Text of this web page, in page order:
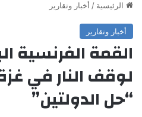
الرئيسية / أخبار وتقارير
أخبار وتقارير
القمة الفرنسية
لوقف النار في
“حل الدولتين”